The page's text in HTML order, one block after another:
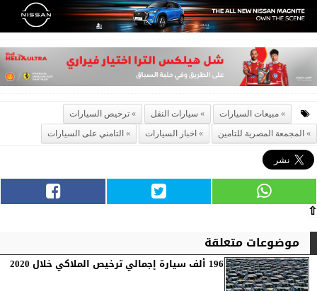
مبيعات السيارات سيارات النقل
ترخيص السيارات
المجمعة المصرية للتامين
اخبار السيارات التامني على السيارات
⇧
موضوعات متعلقة
196 ألف سيارة إجمالي ترخيص الملاكي خلال 2020